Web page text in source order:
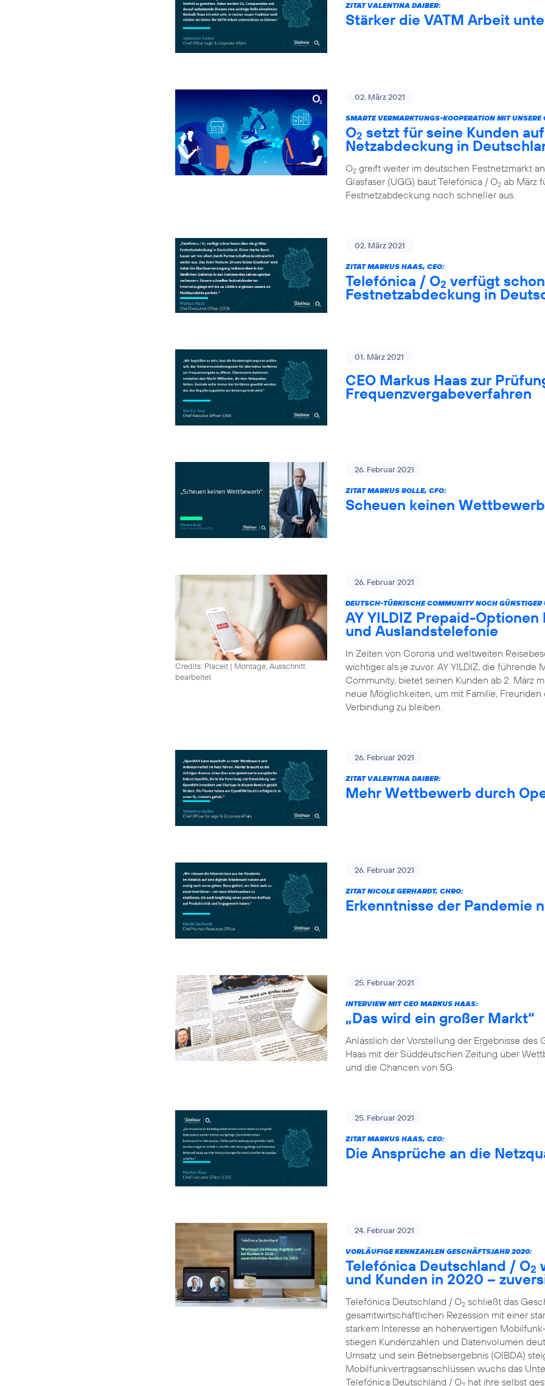
ZITAT VALENTINA DAIBER:
Stärker die VATM Arbeit
02. März 2021
SMARTE VERMARKTUNGS-KOOPERATION MIT
O2 setzt für seine Kunden
Netzabdeckung in
O2 greift weiter im deutschen Festnetzmarkt
Glasfaser (UGG) baut Telefónica / O2 ab März
Festnetzabdeckung noch schneller aus.
02. März 2021
ZITAT MARKUS HAAS, CEO:
Telefónica / O2 verfügt
Festnetzabdeckung in
01. März 2021
CEO Markus Haas zur
Frequenzvergabeverfahren
26. Februar 2021
ZITAT MARKUS ROLLE, CFO:
Scheuen keinen Wettbewerb
Credits: Placeit | Montage, Ausschnitt
bearbeitet
26. Februar 2021
DEUTSCH-TÜRKISCHE COMMUNITY NOCH GÜNSTIGER
AY YILDIZ Prepaid-
und Auslandstelefonie
In Zeiten von Corona und weltweiten
wichtiger als je zuvor. AY YILDIZ, die
Community, bietet seinen Kunden ab 2. März
neue Möglichkeiten, um mit Familie,
Verbindung zu bleiben.
26. Februar 2021
ZITAT VALENTINA DAIBER:
Mehr Wettbewerb durch
26. Februar 2021
ZITAT NICOLE GERHARDT, CHRO:
Erkenntnisse der Pandemie
25. Februar 2021
INTERVIEW MIT CEO MARKUS HAAS:
„Das wird ein großer Markt“
Anlässlich der Vorstellung der Ergebnisse des
Haas mit der Süddeutschen Zeitung über
und die Chancen von 5G.
25. Februar 2021
ZITAT MARKUS HAAS, CEO:
Die Ansprüche an die
24. Februar 2021
VORLÄUFIGE KENNZAHLEN GESCHÄFTSJAHR 2020:
Telefónica Deutschland / O2
und Kunden in 2020 –
Telefónica Deutschland / O2 schließt das
gesamtwirtschaftlichen Rezession mit einer
starkem Interesse an höherwertigen
stiegen Kundenzahlen und Datenvolumen
Umsatz und sein Betriebsergebnis (OIBDA)
Mobilfunkvertragsanschlüssen wuchs das
Telefónica Deutschland / O hat ihre selbst